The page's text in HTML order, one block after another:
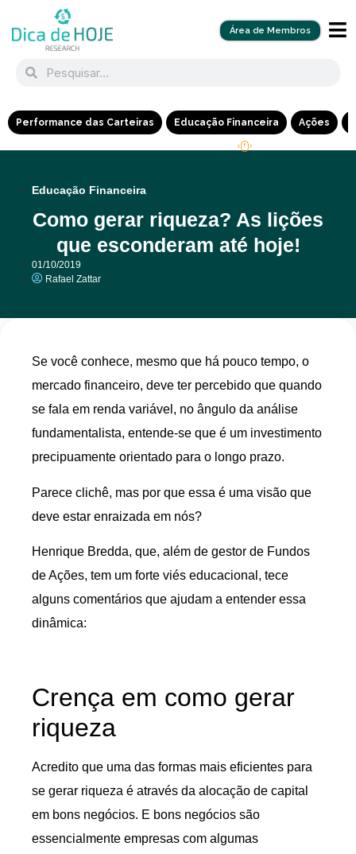
Área de Membros
Performance das Carteiras Educação Financeira Ações
Educação Financeira
Como gerar riqueza? As lições
que esconderam até hoje!
01/10/2019
Rafael Zattar
Se você conhece, mesmo que há pouco tempo, o
mercado financeiro, deve ter percebido que quando
se fala em renda variável, no ângulo da análise
fundamentalista, entende-se que é um investimento
precipuamente orientado para o longo prazo.
Parece clichê, mas por que essa é uma visão que
deve estar enraizada em nós?
Henrique Bredda, que, além de gestor de Fundos
de Ações, tem um forte viés educacional, tece
alguns comentários que ajudam a entender essa
dinâmica:
Crença em como gerar
riqueza
Acredito que uma das formas mais eficientes para
se gerar riqueza é através da alocação de capital
em bons negócios. E bons negócios são
essencialmente empresas com algumas